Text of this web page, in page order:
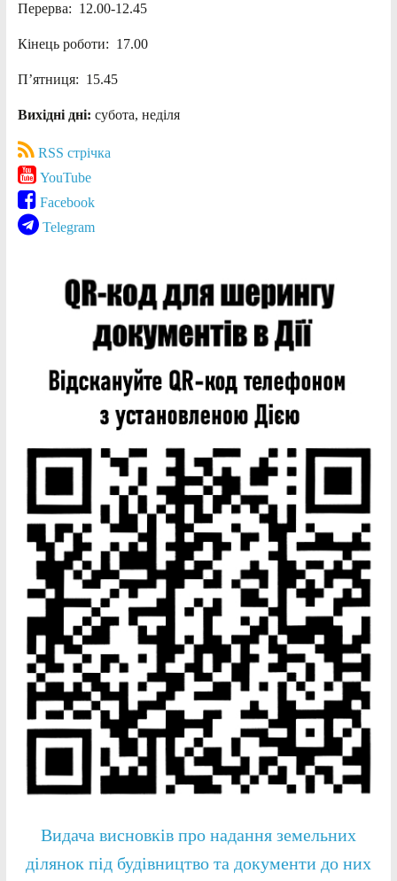
Перерва: 12.00-12.45
Кінець роботи: 17.00
П’ятниця: 15.45
Вихідні дні: субота, неділя
RSS стрічка
YouTube
Facebook
Telegram
Видача висновків про надання земельних
ділянок під будівництво та документи до них